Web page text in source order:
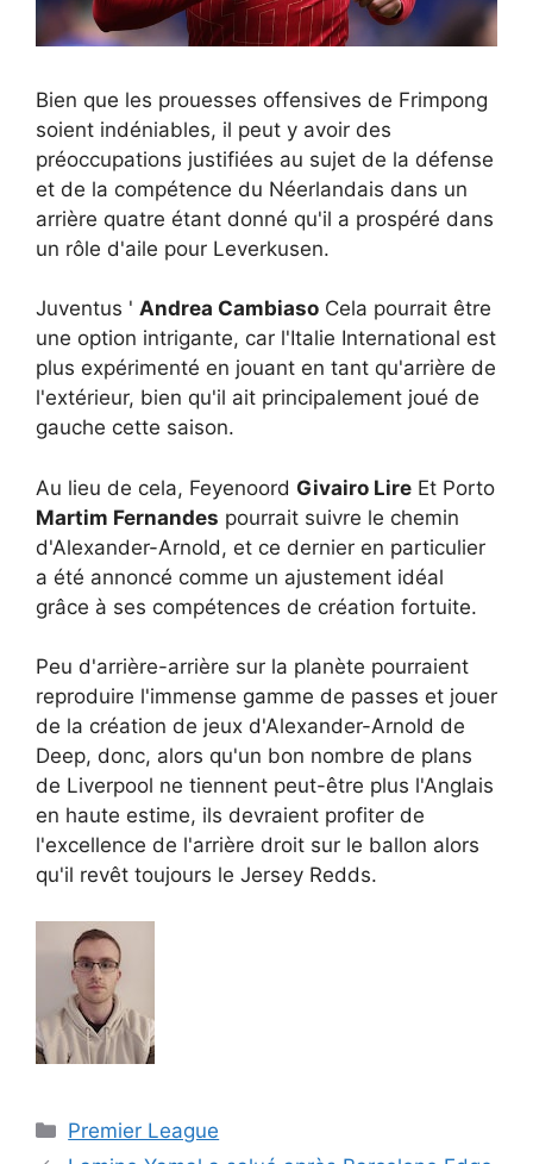
Bien que les prouesses offensives de Frimpong
soient indéniables, il peut y avoir des
préoccupations justifiées au sujet de la défense
et de la compétence du Néerlandais dans un
arrière quatre étant donné qu'il a prospéré dans
un rôle d'aile pour Leverkusen.
Juventus ' Andrea Cambiaso Cela pourrait être
une option intrigante, car l'Italie International est
plus expérimenté en jouant en tant qu'arrière de
l'extérieur, bien qu'il ait principalement joué de
gauche cette saison.
Au lieu de cela, Feyenoord Givairo Lire Et Porto
Martim Fernandes pourrait suivre le chemin
d'Alexander-Arnold, et ce dernier en particulier
a été annoncé comme un ajustement idéal
grâce à ses compétences de création fortuite.
Peu d'arrière-arrière sur la planète pourraient
reproduire l'immense gamme de passes et jouer
de la création de jeux d'Alexander-Arnold de
Deep, donc, alors qu'un bon nombre de plans
de Liverpool ne tiennent peut-être plus l'Anglais
en haute estime, ils devraient profiter de
l'excellence de l'arrière droit sur le ballon alors
qu'il revêt toujours le Jersey Redds.
Catégories
Premier League